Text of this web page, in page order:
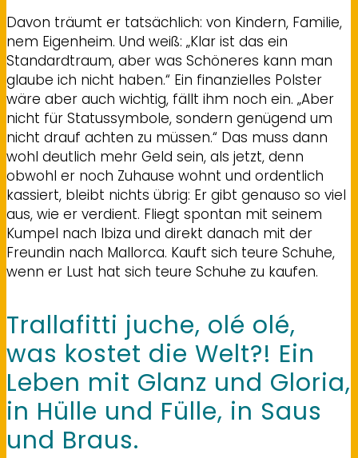
Davon träumt er tatsächlich: von Kindern, Familie,
nem Eigenheim. Und weiß: „Klar ist das ein
Standardtraum, aber was Schöneres kann man
glaube ich nicht haben.“ Ein finanzielles Polster
wäre aber auch wichtig, fällt ihm noch ein. „Aber
nicht für Statussymbole, sondern genügend um
nicht drauf achten zu müssen.“ Das muss dann
wohl deutlich mehr Geld sein, als jetzt, denn
obwohl er noch Zuhause wohnt und ordentlich
kassiert, bleibt nichts übrig: Er gibt genauso so viel
aus, wie er verdient. Fliegt spontan mit seinem
Kumpel nach Ibiza und direkt danach mit der
Freundin nach Mallorca. Kauft sich teure Schuhe,
wenn er Lust hat sich teure Schuhe zu kaufen.
Trallafitti juche, olé olé,
was kostet die Welt?! Ein
Leben mit Glanz und Gloria,
in Hülle und Fülle, in Saus
und Braus.